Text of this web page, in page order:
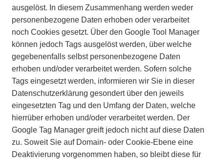
ausgelöst. In diesem Zusammenhang werden weder
personenbezogene Daten erhoben oder verarbeitet
noch Cookies gesetzt. Über den Google Tool Manager
können jedoch Tags ausgelöst werden, über welche
gegebenenfalls selbst personenbezogene Daten
erhoben und/oder verarbeitet werden. Sofern solche
Tags eingesetzt werden, informieren wir Sie in dieser
Datenschutzerklärung gesondert über den jeweils
eingesetzten Tag und den Umfang der Daten, welche
hierrüber erhoben und/oder verarbeitet werden. Der
Google Tag Manager greift jedoch nicht auf diese Daten
zu. Soweit Sie auf Domain- oder Cookie-Ebene eine
Deaktivierung vorgenommen haben, so bleibt diese für